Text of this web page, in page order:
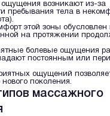
возникают из-за
пребывания тела в
этой зоны обусловлен
на протяжении
болевые ощущения
постоянным или
ощущений
поколения.
массажного